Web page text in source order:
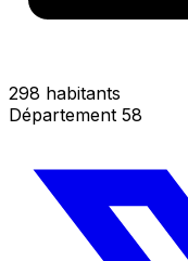
298 habitants
Département 58